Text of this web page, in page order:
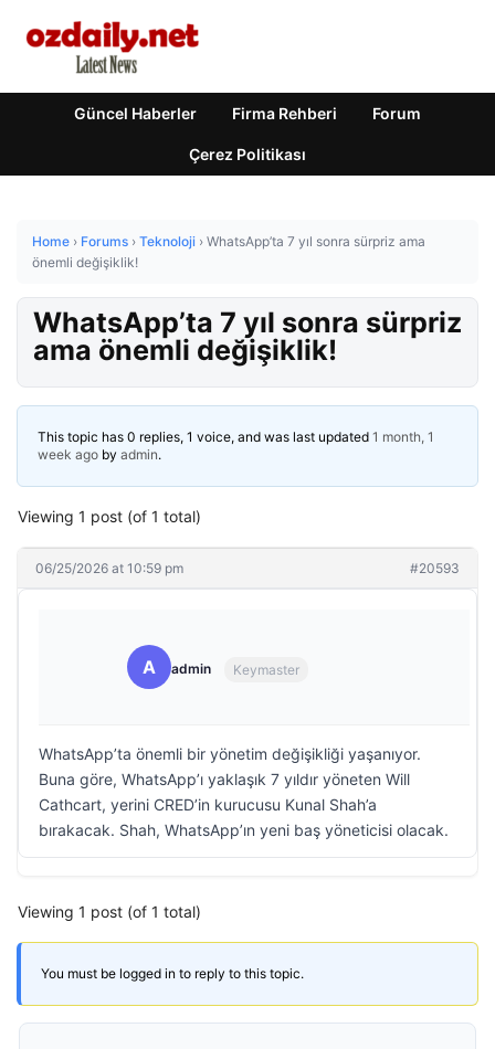
Güncel Haberler Firma Rehberi Forum
Çerez Politikası
Home › Forums › Teknoloji › WhatsApp’ta 7 yıl sonra sürpriz ama
önemli değişiklik!
WhatsApp’ta 7 yıl sonra sürpriz
ama önemli değişiklik!
This topic has 0 replies, 1 voice, and was last updated 1 month, 1
week ago by admin.
Viewing 1 post (of 1 total)
06/25/2026 at 10:59 pm #20593
A admin Keymaster
WhatsApp’ta önemli bir yönetim değişikliği yaşanıyor.
Buna göre, WhatsApp’ı yaklaşık 7 yıldır yöneten Will
Cathcart, yerini CRED’in kurucusu Kunal Shah’a
bırakacak. Shah, WhatsApp’ın yeni baş yöneticisi olacak.
Viewing 1 post (of 1 total)
You must be logged in to reply to this topic.